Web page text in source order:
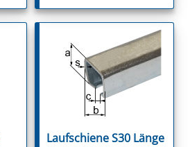
Laufschiene S30 Länge